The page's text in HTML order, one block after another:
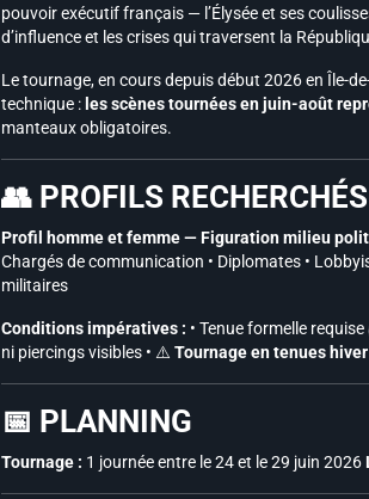
pouvoir exécutif français — l’Élysée et ses
d’influence et les crises qui traversent la
Le tournage, en cours depuis début 2026 en Île-
technique : les scènes tournées en juin-août
manteaux obligatoires.
👥 PROFILS RECHERCHÉS
Profil homme et femme — Figuration milieu
Chargés de communication • Diplomates •
militaires
Conditions impératives : • Tenue formelle requise
ni piercings visibles • ⚠️ Tournage en tenues hiver
📅 PLANNING
Tournage : 1 journée entre le 24 et le 29 juin 2026